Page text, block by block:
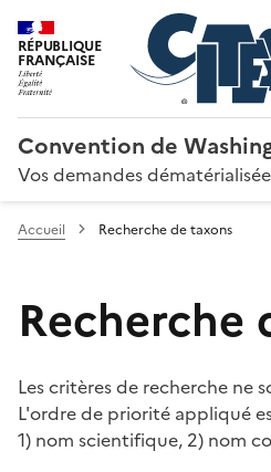
RÉPUBLIQUE
FRANÇAISE
Convention de
Vos demandes
Accueil Recherche de taxons
Recherche
Les critères de recherche ne
L'ordre de priorité appliqué
1) nom scientifique, 2) nom